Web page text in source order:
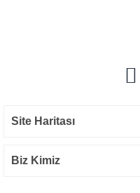
Site Haritası
Biz Kimiz